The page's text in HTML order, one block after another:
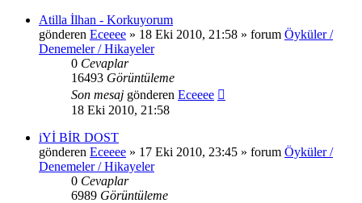
Atilla İlhan - Korkuyorum
gönderen Eceeee » 18 Eki 2010, 21:58 » forum Öyküler /
Denemeler / Hikayeler
0 Cevaplar
16493 Görüntüleme
Son mesaj gönderen Eceeee
18 Eki 2010, 21:58
iYİ BİR DOST
gönderen Eceeee » 17 Eki 2010, 23:45 » forum Öyküler /
Denemeler / Hikayeler
0 Cevaplar
6989 Görüntüleme